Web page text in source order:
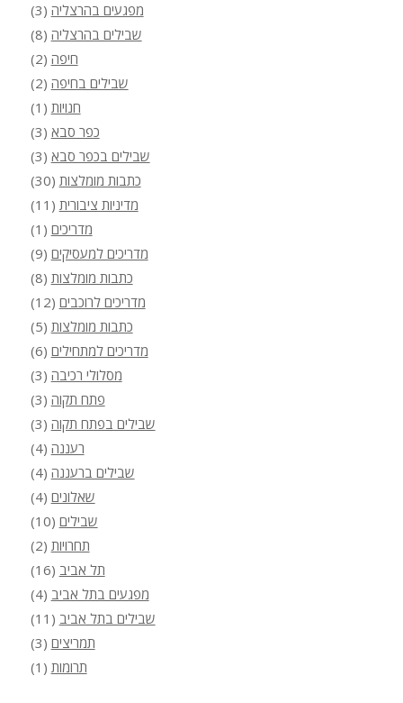
מפגעים בהרצליה (3)
שבילים בהרצליה (8)
חיפה (2)
שבילים בחיפה (2)
חנויות (1)
כפר סבא (3)
שבילים בכפר סבא (3)
כתבות מומלצות (30)
מדיניות ציבורית (11)
מדריכים (1)
מדריכים למעסיקים (9)
כתבות מומלצות (8)
מדריכים לרוכבים (12)
כתבות מומלצות (5)
מדריכים למתחילים (6)
מסלולי רכיבה (3)
פתח תקוה (3)
שבילים בפתח תקוה (3)
רעננה (4)
שבילים ברעננה (4)
שאלונים (4)
שבילים (10)
תחרויות (2)
תל אביב (16)
מפגעים בתל אביב (4)
שבילים בתל אביב (11)
תמריצים (3)
תרומות (1)